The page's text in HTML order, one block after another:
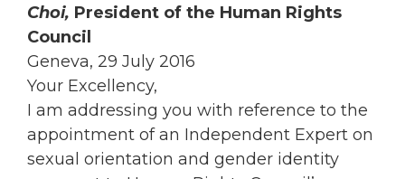
Choi, President of the Human Rights
Council
Geneva, 29 July 2016
Your Excellency,
I am addressing you with reference to the
appointment of an Independent Expert on
sexual orientation and gender identity